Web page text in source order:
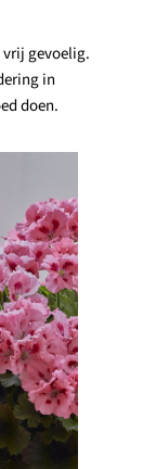
vrij gevoelig.
in
doen.